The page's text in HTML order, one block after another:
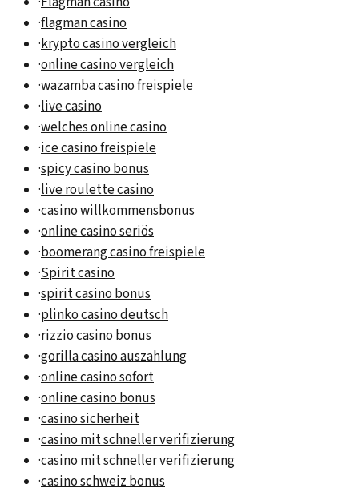
·flagman casino
·krypto casino vergleich
·online casino vergleich
·wazamba casino freispiele
·live casino
·welches online casino
·ice casino freispiele
·spicy casino bonus
·live roulette casino
·casino willkommensbonus
·online casino seriös
·boomerang casino freispiele
·Spirit casino
·spirit casino bonus
·plinko casino deutsch
·rizzio casino bonus
·gorilla casino auszahlung
·online casino sofort
·online casino bonus
·casino sicherheit
·casino mit schneller verifizierung
·casino mit schneller verifizierung
·casino schweiz bonus